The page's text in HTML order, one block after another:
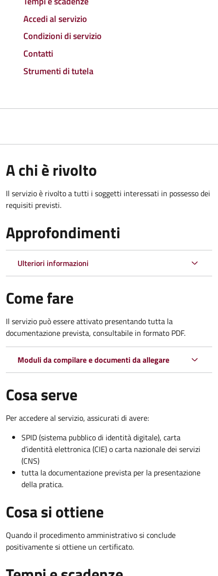
Accedi al servizio
Condizioni di servizio
Contatti
Strumenti di tutela
A chi è rivolto
Il servizio è rivolto a tutti i soggetti interessati in possesso dei
requisiti previsti.
Approfondimenti
Ulteriori informazioni
Come fare
Il servizio può essere attivato presentando tutta la
documentazione prevista, consultabile in formato PDF.
Moduli da compilare e documenti da allegare
Cosa serve
Per accedere al servizio, assicurati di avere:
SPID (sistema pubblico di identità digitale), carta
d’identità elettronica (CIE) o carta nazionale dei servizi
(CNS)
tutta la documentazione prevista per la presentazione
della pratica.
Cosa si ottiene
Quando il procedimento amministrativo si conclude
positivamente si ottiene un certificato.